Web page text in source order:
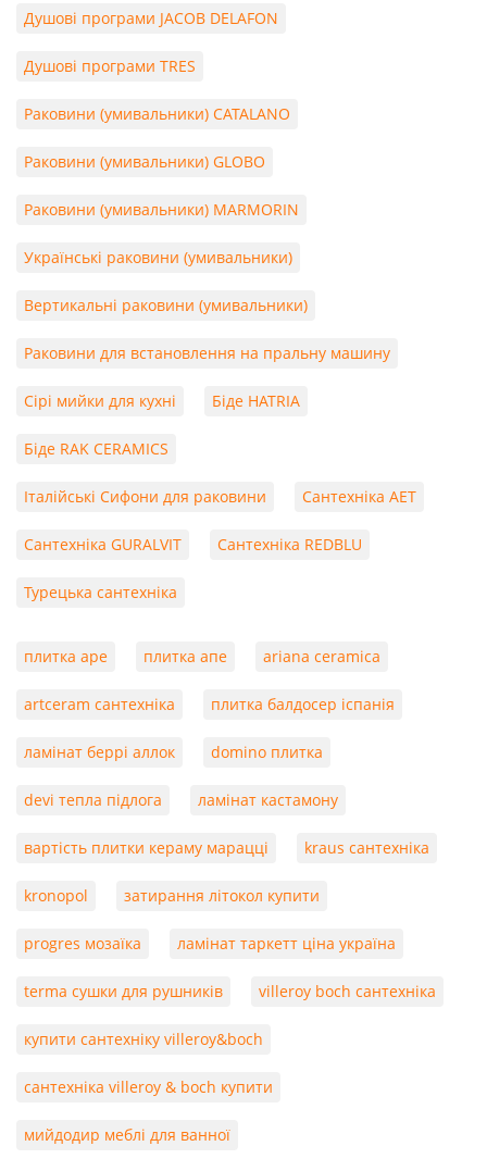
Душові програми JACOB DELAFON
Душові програми TRES
Раковини (умивальники) CATALANO
Раковини (умивальники) GLOBO
Раковини (умивальники) MARMORIN
Українські раковини (умивальники)
Вертикальні раковини (умивальники)
Раковини для встановлення на пральну машину
Сірі мийки для кухні Біде HATRIA
Біде RAK CERAMICS
Італійські Сифони для раковини Сантехніка AET
Сантехніка GURALVIT Сантехніка REDBLU
Турецька сантехніка
плитка ape плитка апе ariana ceramica
artceram сантехніка плитка балдосер іспанія
ламінат беррі аллок domino плитка
devi тепла підлога ламінат кастамону
вартість плитки кераму марацці kraus сантехніка
kronopol затирання літокол купити
progres мозаїка ламінат таркетт ціна україна
terma сушки для рушників villeroy boch сантехніка
купити сантехніку villeroy&boch
сантехніка villeroy & boch купити
мийдодир меблі для ванної